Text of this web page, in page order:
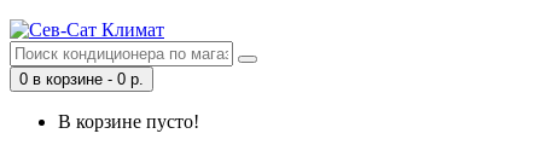
0 в корзине - 0 р.
В корзине пусто!